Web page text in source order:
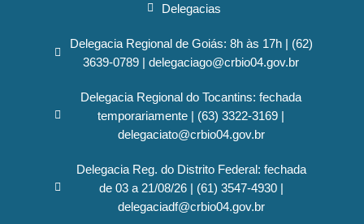
Delegacias
Delegacia Regional de Goiás: 8h às 17h | (62)
3639-0789 | delegaciago@crbio04.gov.br
Delegacia Regional do Tocantins: fechada
temporariamente | (63) 3322-3169 |
delegaciato@crbio04.gov.br
Delegacia Reg. do Distrito Federal: fechada
de 03 a 21/08/26 | (61) 3547-4930 |
delegaciadf@crbio04.gov.br